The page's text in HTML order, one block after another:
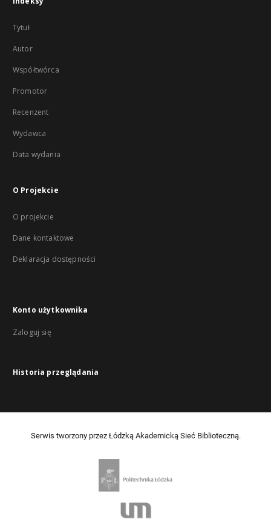
Tytuł
Autor
Współtwórca
Promotor
Recenzent
Wydawca
Data wydania
O Projekcie
O projekcie
Dane kontaktowe
Deklaracja dostępności
Konto użytkownika
Zaloguj się
Historia przeglądania
Serwis tworzony przez Łódzką Akademicką Sieć Biblioteczną.